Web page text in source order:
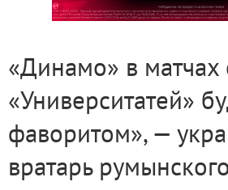
«Динамо» в матчах
«Университатей»
фаворитом», —
вратарь